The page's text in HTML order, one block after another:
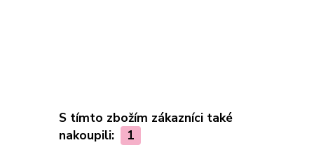
S tímto zbožím zákazníci také
nakoupili:
1